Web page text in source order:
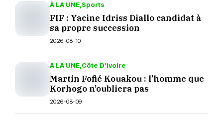
À LA UNE Sports
FIF : Yacine Idriss Diallo candidat à
sa propre succession
2026-08-10
À LA UNE Côte D’ivoire
Martin Fofié Kouakou : l’homme que
Korhogo n’oubliera pas
2026-08-09